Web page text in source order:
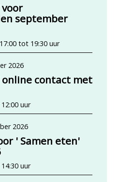
september
tot 19:30 uur
2026
contact met
uur
2026
' Samen eten'
uur